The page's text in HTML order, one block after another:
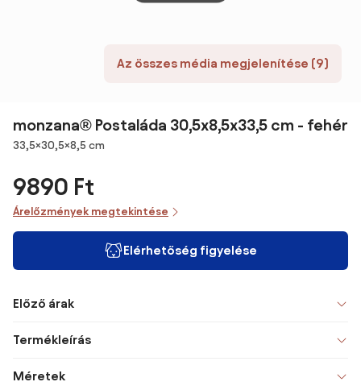
Az összes média megjelenítése (9)
monzana® Postaláda 30,5x8,5x33,5 cm - fehér
Méretek
33,5×30,5×8,5 cm
9890 Ft
Árelőzmények megtekintése
Elérhetőség figyelése
Előző árak
Termékleírás
Méretek